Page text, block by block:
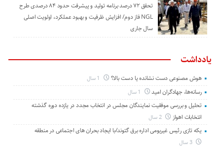
تحقق ۷۲ درصد برنامه تولید و پیشرفت حدود ۸۴ درصدی طرح
NGL فاز دوم/ افزایش ظرفیت و بهبود عملکرد، اولویت اصلی
سال جاری
یادداشت
هوش مصنوعی دست نشانده یا دست بالا؟
رسانه‌ها، جهادگران امید
تحلیل و بررسی موفقیت نمایندگان مجلس در انتخاب مجدد در یازده دوره گذشته
انتخابات اهواز
2 سال
یکه تازی رئیس غیربومی اداره برق گتوند/با ایجاد بحران های اجتماعی در منطقه
3 سال